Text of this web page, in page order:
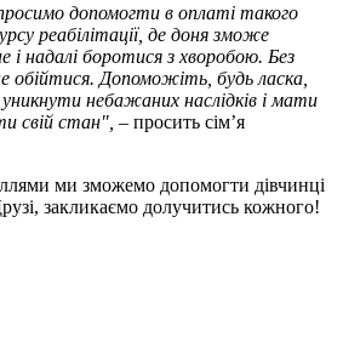
допомогти в оплаті такого
реабілітації, де доня зможе
і надалі боротися з хворобою. Без
обійтися. Допоможіть, будь ласка,
небажаних наслідків і мати
свій стан", – просить сім’я
ми зможемо допомогти дівчинці
закликаємо долучитись кожного!